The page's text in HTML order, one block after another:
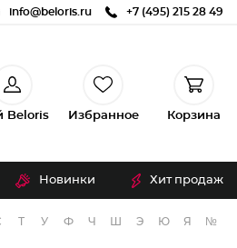
info@beloris.ru +7 (495) 215 28 49
Beloris Избранное Корзина
Новинки Хит продаж
Т У Ф Ч Э Ю Я №